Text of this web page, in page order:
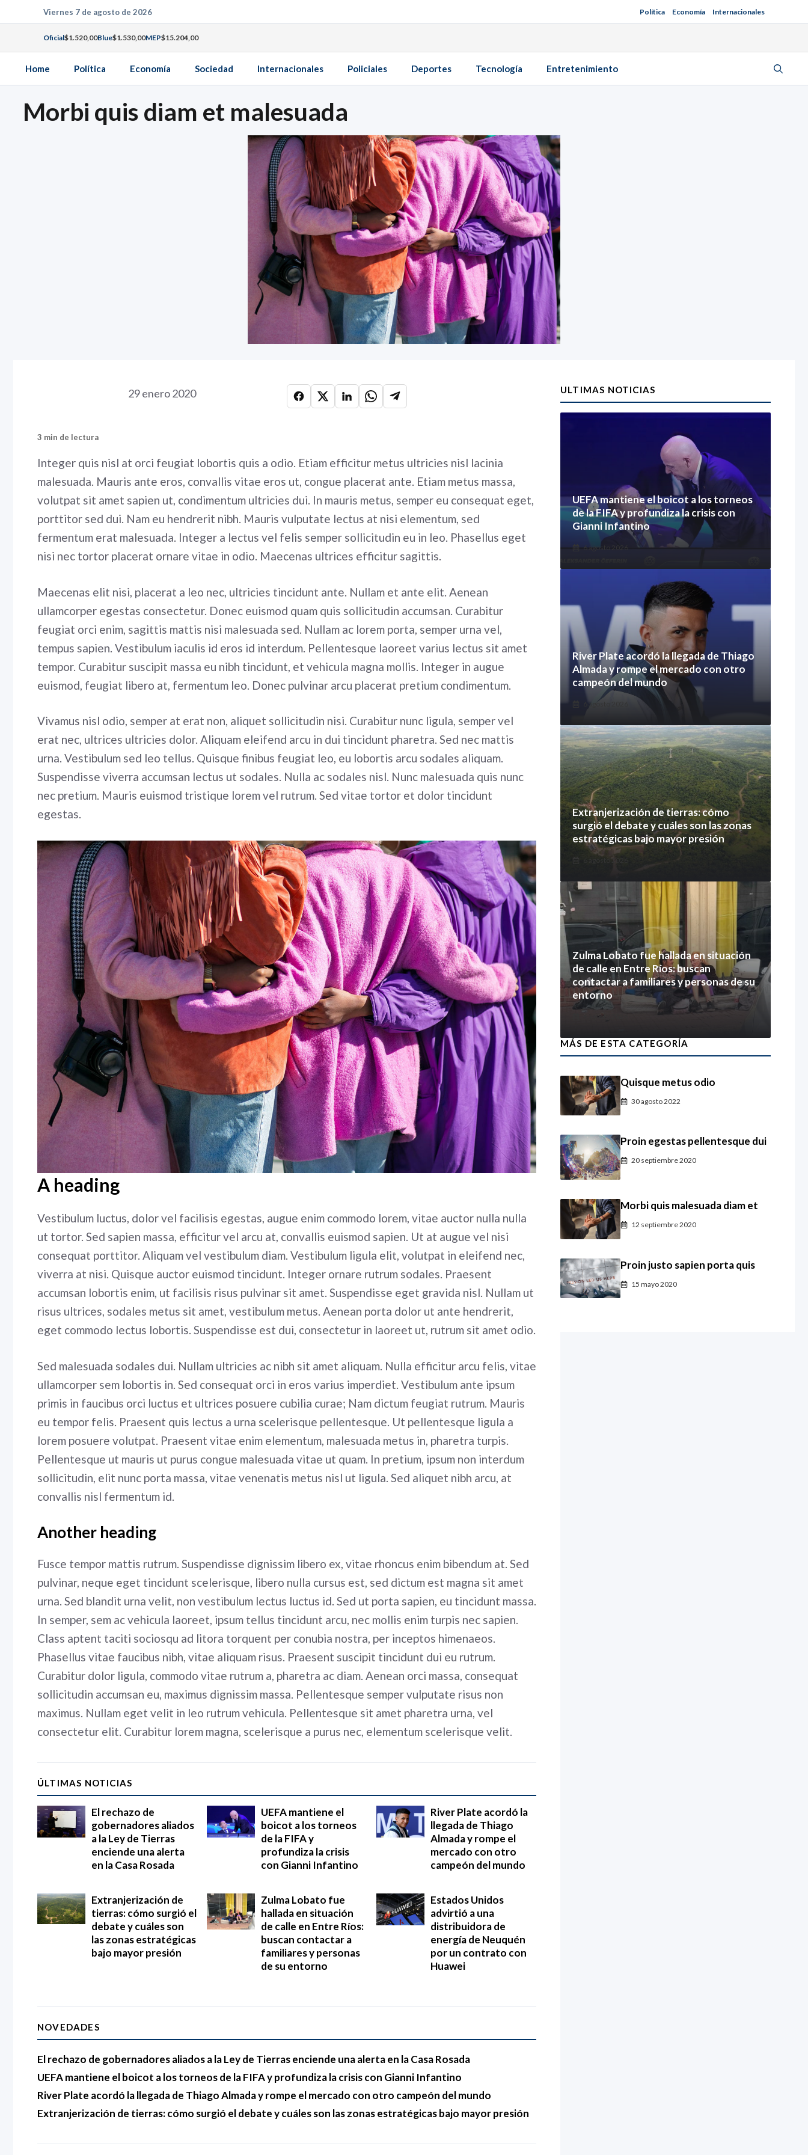
al
contenido
Viernes 7 de agosto de 2026 Política Economía Internacionales
Oficial$1.520,00Blue$1.530,00MEP$15.204,00
Home Política Economía Sociedad Internacionales Policiales Deportes Tecnología Entretenimiento
Morbi quis diam et malesuada
29 enero 2020
3 min de lectura
Integer quis nisl at orci feugiat lobortis quis a odio. Etiam efficitur metus ultricies nisl lacinia
malesuada. Mauris ante eros, convallis vitae eros ut, congue placerat ante. Etiam metus massa,
volutpat sit amet sapien ut, condimentum ultricies dui. In mauris metus, semper eu consequat eget,
porttitor sed dui. Nam eu hendrerit nibh. Mauris vulputate lectus at nisi elementum, sed
fermentum erat malesuada. Integer a lectus vel felis semper sollicitudin eu in leo. Phasellus eget
nisi nec tortor placerat ornare vitae in odio. Maecenas ultrices efficitur sagittis.
Maecenas elit nisi, placerat a leo nec, ultricies tincidunt ante. Nullam et ante elit. Aenean
ullamcorper egestas consectetur. Donec euismod quam quis sollicitudin accumsan. Curabitur
feugiat orci enim, sagittis mattis nisi malesuada sed. Nullam ac lorem porta, semper urna vel,
tempus sapien. Vestibulum iaculis id eros id interdum. Pellentesque laoreet varius lectus sit amet
tempor. Curabitur suscipit massa eu nibh tincidunt, et vehicula magna mollis. Integer in augue
euismod, feugiat libero at, fermentum leo. Donec pulvinar arcu placerat pretium condimentum.
Vivamus nisl odio, semper at erat non, aliquet sollicitudin nisi. Curabitur nunc ligula, semper vel
erat nec, ultrices ultricies dolor. Aliquam eleifend arcu in dui tincidunt pharetra. Sed nec mattis
urna. Vestibulum sed leo tellus. Quisque finibus feugiat leo, eu lobortis arcu sodales aliquam.
Suspendisse viverra accumsan lectus ut sodales. Nulla ac sodales nisl. Nunc malesuada quis nunc
nec pretium. Mauris euismod tristique lorem vel rutrum. Sed vitae tortor et dolor tincidunt
egestas.
A heading
Vestibulum luctus, dolor vel facilisis egestas, augue enim commodo lorem, vitae auctor nulla nulla
ut tortor. Sed sapien massa, efficitur vel arcu at, convallis euismod sapien. Ut at augue vel nisi
consequat porttitor. Aliquam vel vestibulum diam. Vestibulum ligula elit, volutpat in eleifend nec,
viverra at nisi. Quisque auctor euismod tincidunt. Integer ornare rutrum sodales. Praesent
accumsan lobortis enim, ut facilisis risus pulvinar sit amet. Suspendisse eget gravida nisl. Nullam ut
risus ultrices, sodales metus sit amet, vestibulum metus. Aenean porta dolor ut ante hendrerit,
eget commodo lectus lobortis. Suspendisse est dui, consectetur in laoreet ut, rutrum sit amet odio.
Sed malesuada sodales dui. Nullam ultricies ac nibh sit amet aliquam. Nulla efficitur arcu felis, vitae
ullamcorper sem lobortis in. Sed consequat orci in eros varius imperdiet. Vestibulum ante ipsum
primis in faucibus orci luctus et ultrices posuere cubilia curae; Nam dictum feugiat rutrum. Mauris
eu tempor felis. Praesent quis lectus a urna scelerisque pellentesque. Ut pellentesque ligula a
lorem posuere volutpat. Praesent vitae enim elementum, malesuada metus in, pharetra turpis.
Pellentesque ut mauris ut purus congue malesuada vitae ut quam. In pretium, ipsum non interdum
sollicitudin, elit nunc porta massa, vitae venenatis metus nisl ut ligula. Sed aliquet nibh arcu, at
convallis nisl fermentum id.
Another heading
Fusce tempor mattis rutrum. Suspendisse dignissim libero ex, vitae rhoncus enim bibendum at. Sed
pulvinar, neque eget tincidunt scelerisque, libero nulla cursus est, sed dictum est magna sit amet
urna. Sed blandit urna velit, non vestibulum lectus luctus id. Sed ut porta sapien, eu tincidunt massa.
In semper, sem ac vehicula laoreet, ipsum tellus tincidunt arcu, nec mollis enim turpis nec sapien.
Class aptent taciti sociosqu ad litora torquent per conubia nostra, per inceptos himenaeos.
Phasellus vitae faucibus nibh, vitae aliquam risus. Praesent suscipit tincidunt dui eu rutrum.
Curabitur dolor ligula, commodo vitae rutrum a, pharetra ac diam. Aenean orci massa, consequat
sollicitudin accumsan eu, maximus dignissim massa. Pellentesque semper vulputate risus non
maximus. Nullam eget velit in leo rutrum vehicula. Pellentesque sit amet pharetra urna, vel
consectetur elit. Curabitur lorem magna, scelerisque a purus nec, elementum scelerisque velit.
ÚLTIMAS NOTICIAS
El rechazo de
gobernadores aliados
a la Ley de Tierras
enciende una alerta
en la Casa Rosada
UEFA mantiene el
boicot a los torneos
de la FIFA y
profundiza la crisis
con Gianni Infantino
River Plate acordó la
llegada de Thiago
Almada y rompe el
mercado con otro
campeón del mundo
Extranjerización de
tierras: cómo surgió el
debate y cuáles son
las zonas estratégicas
bajo mayor presión
Zulma Lobato fue
hallada en situación
de calle en Entre Ríos:
buscan contactar a
familiares y personas
de su entorno
Estados Unidos
advirtió a una
distribuidora de
energía de Neuquén
por un contrato con
Huawei
NOVEDADES
El rechazo de gobernadores aliados a la Ley de Tierras enciende una alerta en la Casa Rosada
UEFA mantiene el boicot a los torneos de la FIFA y profundiza la crisis con Gianni Infantino
River Plate acordó la llegada de Thiago Almada y rompe el mercado con otro campeón del mundo
Extranjerización de tierras: cómo surgió el debate y cuáles son las zonas estratégicas bajo mayor presión
ULTIMAS NOTICIAS
UEFA mantiene el boicot a los torneos
de la FIFA y profundiza la crisis con
Gianni Infantino
6 agosto 2026
River Plate acordó la llegada de Thiago
Almada y rompe el mercado con otro
campeón del mundo
6 agosto 2026
Extranjerización de tierras: cómo
surgió el debate y cuáles son las zonas
estratégicas bajo mayor presión
6 agosto 2026
Zulma Lobato fue hallada en situación
de calle en Entre Ríos: buscan
contactar a familiares y personas de su
entorno
6 agosto 2026
MÁS DE ESTA CATEGORÍA
Quisque metus odio
30 agosto 2022
Proin egestas pellentesque dui
20 septiembre 2020
Morbi quis malesuada diam et
12 septiembre 2020
Proin justo sapien porta quis
15 mayo 2020